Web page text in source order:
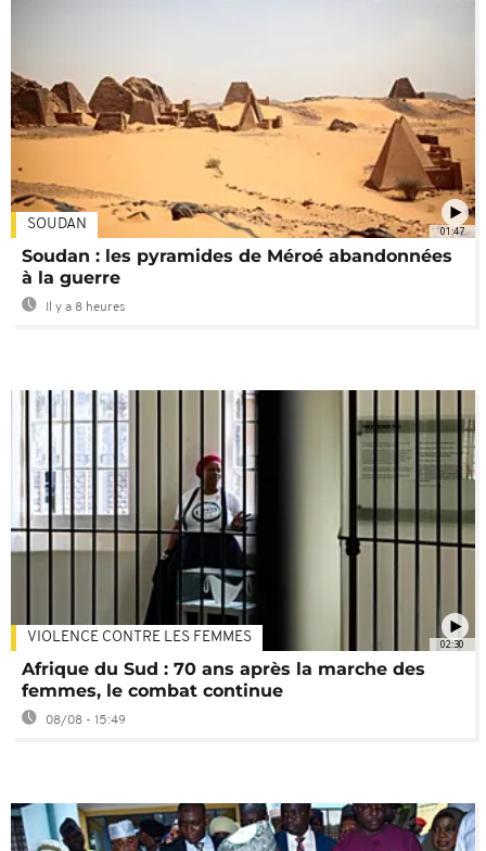
01:47
SOUDAN
Soudan : les pyramides de Méroé abandonnées
à la guerre
Il y a 8 heures
02:30
VIOLENCE CONTRE LES FEMMES
Afrique du Sud : 70 ans après la marche des
femmes, le combat continue
08/08 - 15:49